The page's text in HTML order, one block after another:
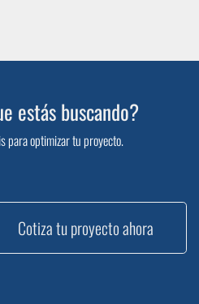
estás buscando?
para optimizar tu proyecto.
Cotiza tu proyecto ahora